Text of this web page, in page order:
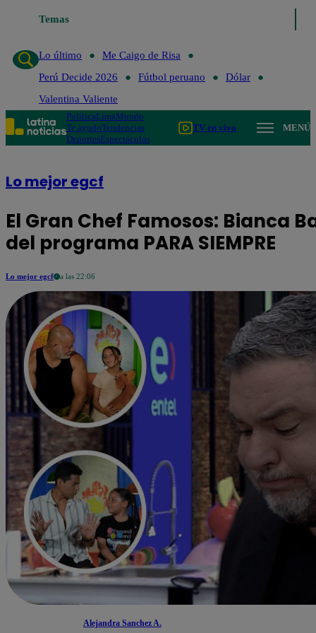
Temas
Lo último
Me Caigo de Risa
Perú Decide 2026
Fútbol peruano
Dólar
Valentina Valiente
PolíticaLimaMundo
Te ayudoTendencias
DeportesEspectáculos
TV en vivo MENÚ
Lo mejor egcf
El Gran Chef Famosos: Bianca
del programa PARA SIEMPRE
Lo mejor egcf a las 22:06
Alejandra Sanchez A.